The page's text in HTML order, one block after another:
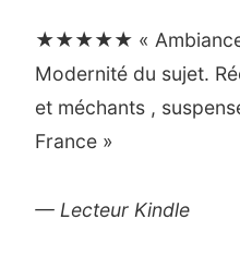
★★★★★ « Ambiance
Modernité du sujet.
et méchants ,
France »
— Lecteur Kindle